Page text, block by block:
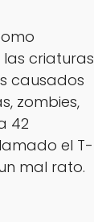
criaturas
causados
zombies,
42
el T-
mal rato.